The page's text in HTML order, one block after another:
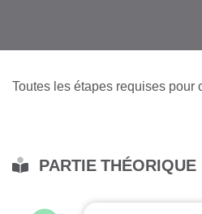
Toutes les étapes requises
PARTIE THÉORIQUE